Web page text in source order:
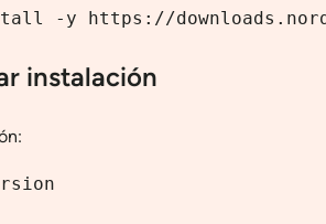
-y https://
instalación